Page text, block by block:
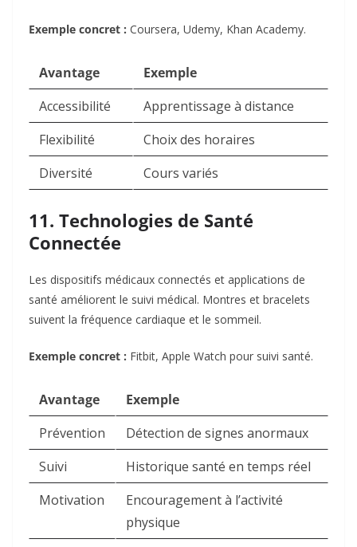
Exemple concret : Coursera, Udemy, Khan Academy.
Avantage
Exemple
Accessibilité
Apprentissage à distance
Flexibilité
Choix des horaires
Diversité
Cours variés
11. Technologies de Santé
Connectée
Les dispositifs médicaux connectés et applications de
santé améliorent le suivi médical. Montres et bracelets
suivent la fréquence cardiaque et le sommeil.
Exemple concret : Fitbit, Apple Watch pour suivi santé.
Avantage
Exemple
Prévention
Détection de signes anormaux
Suivi
Historique santé en temps réel
Motivation
Encouragement à l’activité
physique